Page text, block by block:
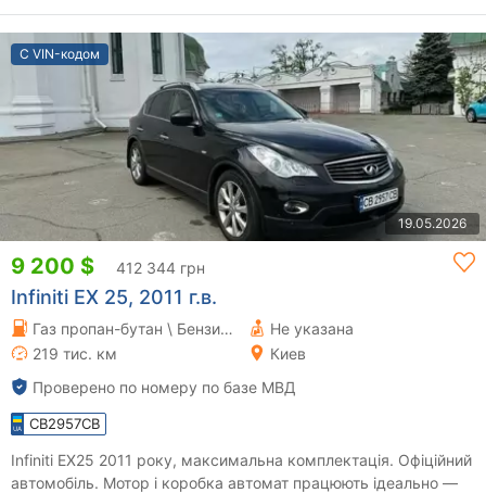
С VIN-кодом
19.05.2026
9 200 $ 412 344 грн
Infiniti EX 25, 2011 г.в.
Газ пропан-бутан \ Бензин 2.5 л.
Не указана
219 тис. км
Киев
Проверено по номеру по базе МВД
CB2957CB
Infiniti EX25 2011 року, максимальна комплектація. Офіційний
автомобіль. Мотор і коробка автомат працюють ідеально —